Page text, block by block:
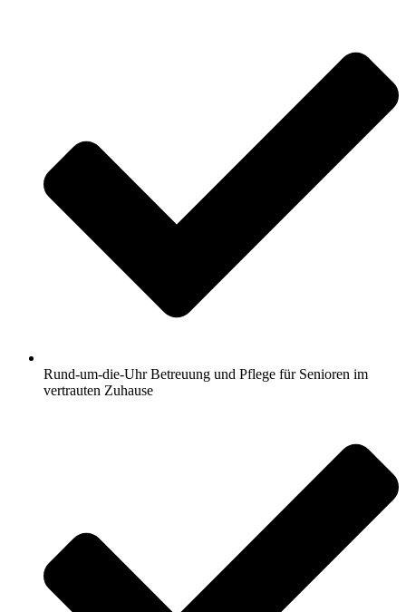
Rund-um-die-Uhr Betreuung und Pflege für Senioren im
vertrauten Zuhause